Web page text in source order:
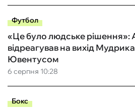
Футбол
6 серпня 10:28
«Це було людське рішення»:
відреагував на вихід Мудрика
Ювентусом
Бокс